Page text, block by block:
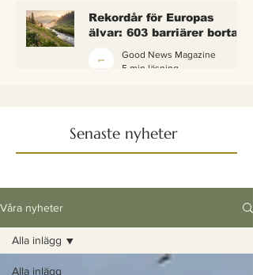
Rekordår för Europas
älvar: 603 barriärer borta
igen
Good News Magazine
5 min läsning
Senaste nyheter
Våra nyheter
Alla inlägg
Alla inlägg